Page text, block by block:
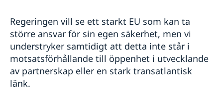
Regeringen vill se ett starkt EU som kan ta
större ansvar för sin egen säkerhet, men vi
understryker samtidigt att detta inte står i
motsatsförhållande till öppenhet i utvecklande
av partnerskap eller en stark transatlantisk
länk.